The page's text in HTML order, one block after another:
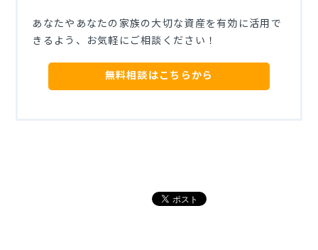
あなたやあなたの家族の大切な資産を有効に活用で
きるよう、お気軽にご相談ください！
無料相談はこちらから